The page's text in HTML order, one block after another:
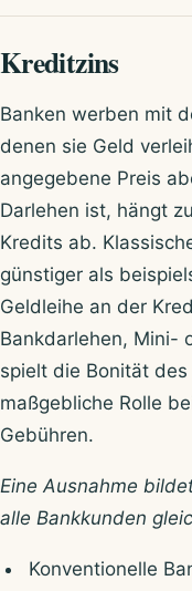
Kreditzins
Banken werben mit
denen sie Geld
angegebene Preis
Darlehen ist, hängt
Kredits ab.
günstiger als
Geldleihe an der
Bankdarlehen, Mini-
spielt die Bonität
maßgebliche Rolle
Gebühren.
Eine Ausnahme
alle Bankkunden
Konventionelle